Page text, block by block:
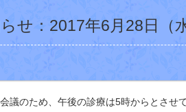
せ：2017年6月28日（
議のため、午後の診療は5時からとさせ